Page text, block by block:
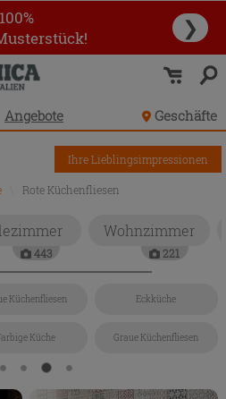
❯
Angebote Geschäfte
Rote Küchenfliesen
Ihre Lieblingsimpressionen
443
Wohnzimmer
221
Küchenfliesen Eckküche
Küche Graue Küchenfliesen